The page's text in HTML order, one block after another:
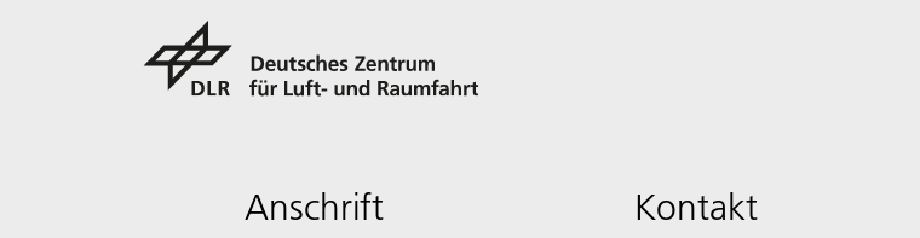
Anschrift Kontakt